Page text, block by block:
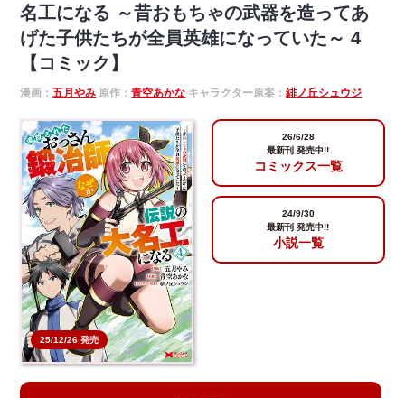
名工になる ～昔おもちゃの武器を造ってあ
げた子供たちが全員英雄になっていた～ 4
【コミック】
漫画：五月やみ 原作：青空あかな キャラクター原案：緋ノ丘シュウジ
25/12/26 発売
26/6/28
最新刊 発売中!!
コミックス一覧
24/9/30
最新刊 発売中!!
小説一覧